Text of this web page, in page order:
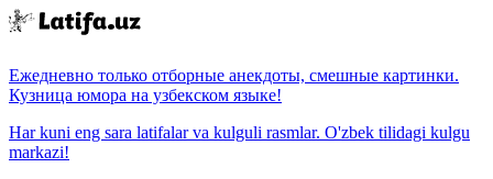
Ежедневно только отборные анекдоты, смешные картинки.
Кузница юмора на узбекском языке!
Har kuni eng sara latifalar va kulguli rasmlar. O'zbek tilidagi kulgu
markazi!